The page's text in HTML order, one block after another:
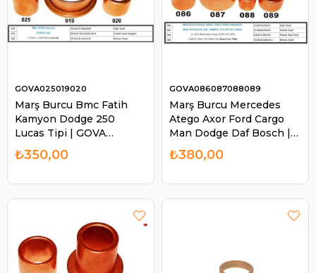
Marş Burcu Bmc Fatih
Kamyon Dodge 250
Lucas Tipi | GOVA
025019020
GOVA025019020
₺350,00
Marş Burcu Mercedes
Atego Axor Ford Cargo
Man Dodge Daf Bosch |
GOVA 086087088089
GOVA086087088089
₺380,00